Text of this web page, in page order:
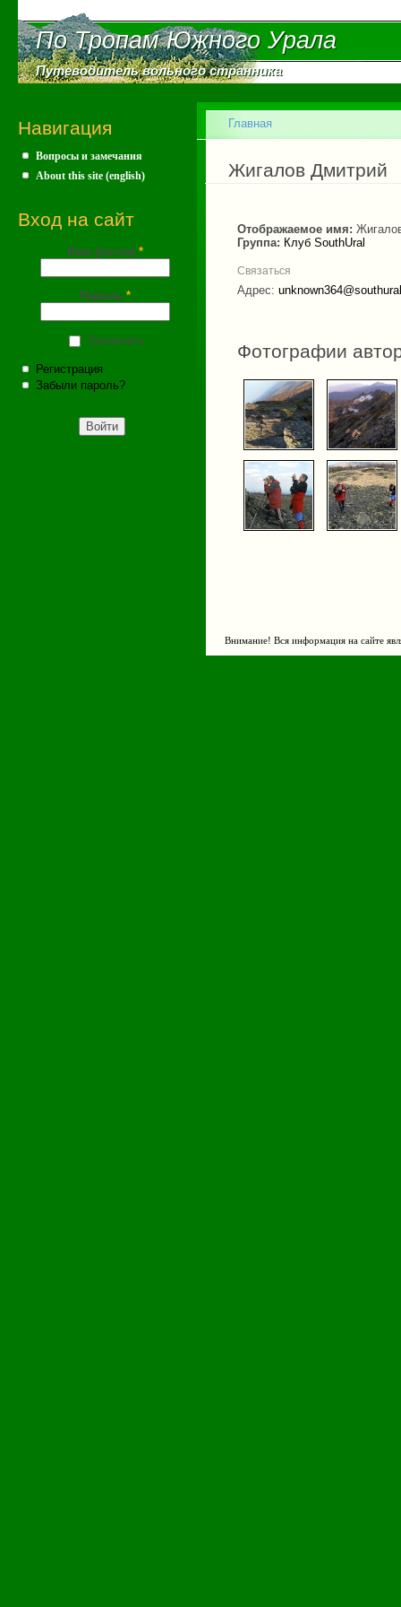
По Тропам Южного Урала
По Тропам Южного Урала
Путеводитель вольного странника
Путеводитель вольного странника
Навигация
Вопросы и замечания
About this site (english)
Вход на сайт
Имя (почта) *
Пароль *
Запомнить
Регистрация
Забыли пароль?
Вы здесь
Главная
Жигалов Дмитрий
Отображаемое имя:
Группа: Клуб SouthUral
Связаться
Адрес:
Фотографии
Внимание! Вся информация на сайте